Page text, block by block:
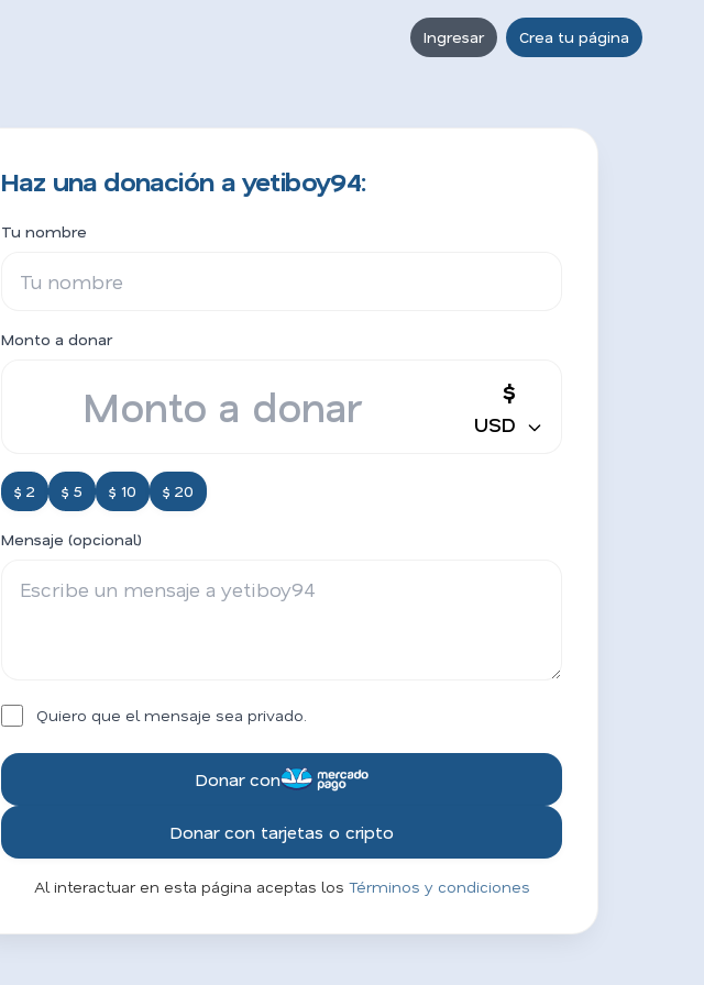
Ingresar Crea tu página
Haz una donación a yetiboy94:
Tu nombre
Monto a donar
$
USD
$ 2 $ 5 $ 10 $ 20
Mensaje (opcional)
Quiero que el mensaje sea privado.
Donar con
Donar con tarjetas o cripto
Al interactuar en esta página aceptas los Términos y condiciones